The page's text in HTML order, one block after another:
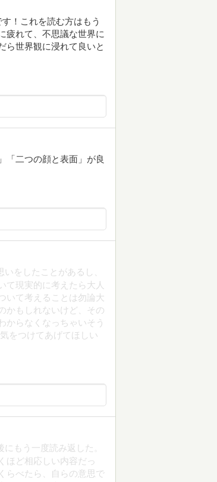
！これを読む方はもう
疲れて、不思議な世界に
ら世界観に浸れて良いと
「二つの顔と表面」が良
をしたことがあるし、
て現実的に考えたら大人
いて考えることは勿論大
かもしれないけど、その
からなくなっちゃいそう
をつけてあげてほしい
もう一度読み返した。
ほど相応しい内容だっ
らべたら、自らの意思で